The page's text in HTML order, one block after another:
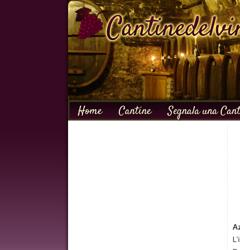
Home Cantine Segnala una